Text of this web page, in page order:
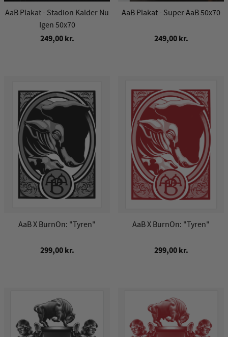
AaB Plakat - Stadion Kalder Nu
Igen 50x70
249,00 kr.
AaB Plakat - Super AaB 50x70
249,00 kr.
AaB X BurnOn: "Tyren"
299,00 kr.
AaB X BurnOn: "Tyren"
299,00 kr.